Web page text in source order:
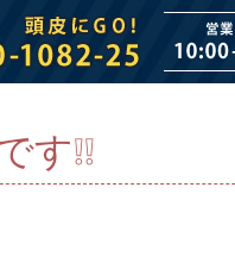
❕❕